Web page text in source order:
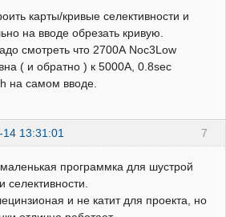
карты/кривые селективности и
на вводе обрезать кривую.
смотреть что 2700А Noc3Low
( и обратно ) к 5000A, 0.8sec
на самом вводе.
7
14 13:31:01
программка для шустрой
селективности.
и не катит для проекта, но